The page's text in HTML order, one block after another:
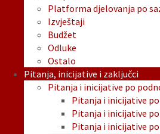
Platforma djelovanja po
Izvještaji
Budžet
Odluke
Ostalo
Pitanja, inicijative i zaključci
Pitanja i inicijative po
Pitanja i inicijative
Pitanja i inicijative
Pitanja i inicijative